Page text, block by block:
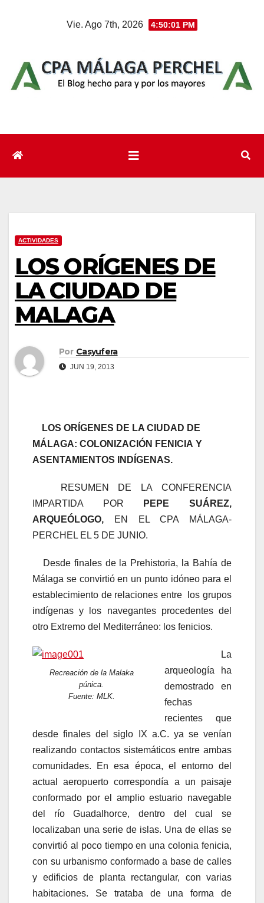
Vie. Ago 7th, 2026 4:50:02 PM
ACTIVIDADES
LOS ORÍGENES DE
LA CIUDAD DE
MALAGA
Por Casyufera
JUN 19, 2013
LOS ORÍGENES DE LA CIUDAD DE
MÁLAGA: COLONIZACIÓN FENICIA Y
ASENTAMIENTOS INDÍGENAS.
RESUMEN DE LA CONFERENCIA
IMPARTIDA POR
PEPE SUÁREZ,
ARQUEÓLOGO,
EN EL CPA MÁLAGA-
PERCHEL EL 5 DE JUNIO.
Desde finales de la Prehistoria, la Bahía de
Málaga se convirtió en un punto idóneo para el
establecimiento de relaciones entre los grupos
indígenas y los navegantes procedentes del
otro Extremo del Mediterráneo: los fenicios.
Recreación de la Malaka
púnica.
Fuente: MLK.
La
arqueología ha
demostrado en
fechas
recientes que
desde finales del siglo IX a.C. ya se venían
realizando contactos sistemáticos entre ambas
comunidades. En esa época, el entorno del
actual aeropuerto correspondía a un paisaje
conformado por el amplio estuario navegable
del río Guadalhorce, dentro del cual se
localizaban una serie de islas. Una de ellas se
convirtió al poco tiempo en una colonia fenicia,
con su urbanismo conformado a base de calles
y edificios de planta rectangular, con varias
habitaciones. Se trataba de una forma de